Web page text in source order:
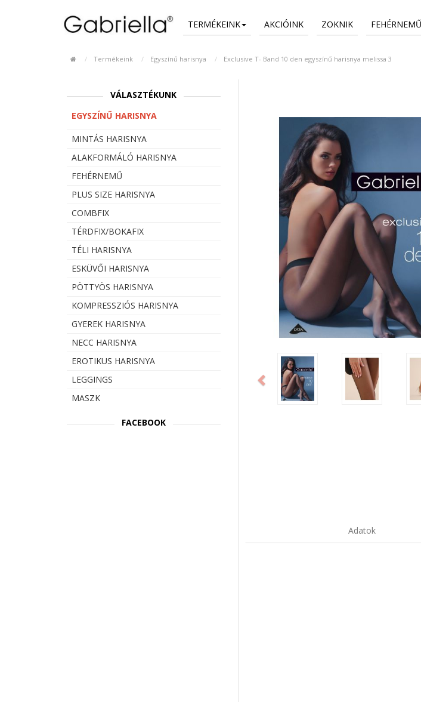
TERMÉKEINK AKCIÓINK ZOKNIK FEHÉRNEMŰ
Termékeink Egyszínű harisnya Exclusive T- Band 10 den egyszínű harisnya melissa 3
VÁLASZTÉKUNK
EGYSZÍNŰ HARISNYA
MINTÁS HARISNYA
ALAKFORMÁLÓ HARISNYA
FEHÉRNEMŰ
PLUS SIZE HARISNYA
COMBFIX
TÉRDFIX/BOKAFIX
TÉLI HARISNYA
ESKÜVŐI HARISNYA
PÖTTYÖS HARISNYA
KOMPRESSZIÓS HARISNYA
GYEREK HARISNYA
NECC HARISNYA
EROTIKUS HARISNYA
LEGGINGS
MASZK
FACEBOOK
Previous
Adatok